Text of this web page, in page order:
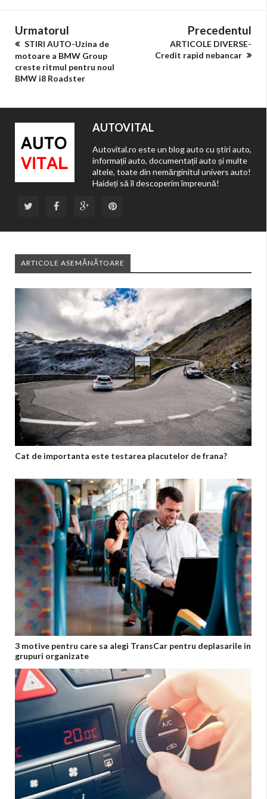
Urmatorul
STIRI AUTO-Uzina de
motoare a BMW Group
creste ritmul pentru noul
BMW i8 Roadster
Precedentul
ARTICOLE DIVERSE-
Credit rapid nebancar
AUTOVITAL
Autovital.ro este un blog auto cu știri auto,
informații auto, documentații auto și multe
altele, toate din nemărginitul univers auto!
Haideți să îl descoperim împreună!
ARTICOLE ASEMĂNĂTOARE
Cat de importanta este testarea placutelor de frana?
3 motive pentru care sa alegi TransCar pentru deplasarile in
grupuri organizate